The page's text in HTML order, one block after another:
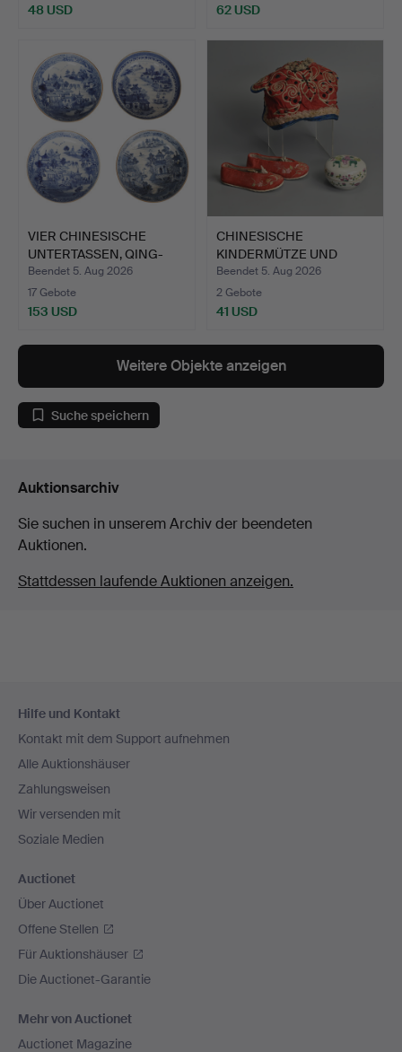
48 USD
62 USD
VIER CHINESISCHE
UNTERTASSEN, QING-
DYNASTI…
Beendet 5. Aug 2026
17 Gebote
153 USD
CHINESISCHE
KINDERMÜTZE UND
SCHUHE AUS SEI…
Beendet 5. Aug 2026
2 Gebote
41 USD
Weitere Objekte anzeigen
Suche speichern
Auktionsarchiv
Sie suchen in unserem Archiv der beendeten
Auktionen.
Stattdessen laufende Auktionen anzeigen.
Navigation
Hilfe und Kontakt
Kontakt mit dem Support aufnehmen
Alle Auktionshäuser
Zahlungsweisen
Wir versenden mit
Soziale Medien
Auctionet
Über Auctionet
Offene Stellen
Für Auktionshäuser
Die Auctionet-Garantie
Mehr von Auctionet
Auctionet Magazine